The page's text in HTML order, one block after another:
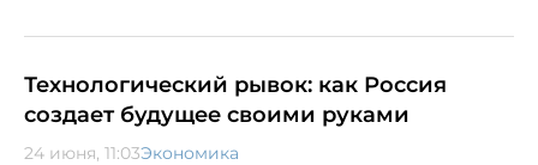
Технологический рывок: как Россия
создает будущее своими руками
24 июня, 11:03Экономика